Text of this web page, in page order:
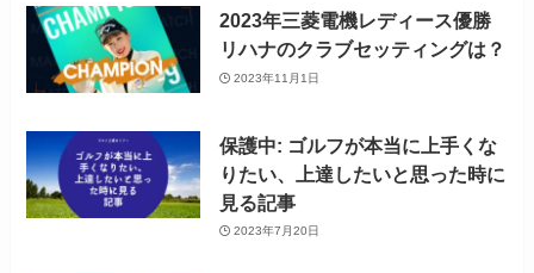
2023年三菱電機レディース優勝
リハナのクラブセッティングは？
2023年11月1日
保護中: ゴルフが本当に上手くな
りたい、上達したいと思った時に
見る記事
2023年7月20日